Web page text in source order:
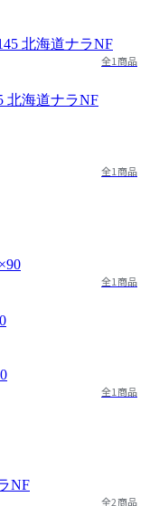
全1商品
北海道ナラNF
全1商品
全1商品
全1商品
全2商品